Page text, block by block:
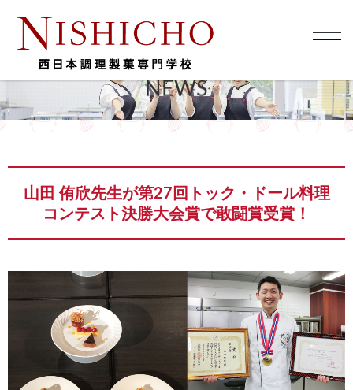
NEWS
山田 侑欣先生が第27回トック・ドール料理
コンテスト決勝大会賞で敢闘賞受賞！